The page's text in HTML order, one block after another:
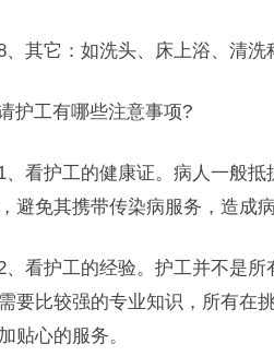
它：如洗头、床上浴、清洗
工有哪些注意事项?
护工的健康证。病人一般抵
避免其携带传染病服务，造成
护工的经验。护工并不是所
要比较强的专业知识，所有在
贴心的服务。